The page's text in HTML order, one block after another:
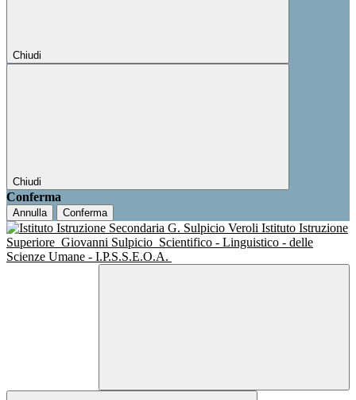
Chiudi
Chiudi
Conferma
Annulla Conferma
Istituto Istruzione
Superiore Giovanni Sulpicio Scientifico - Linguistico - delle
Scienze Umane - I.P.S.S.E.O.A.